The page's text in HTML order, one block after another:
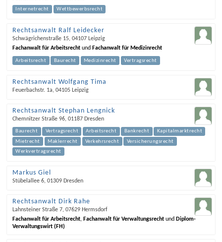
Internetrecht Wettbewerbsrecht
Rechtsanwalt Ralf Leidecker
Schwägrichenstraße 15, 04107 Leipzig
Fachanwalt für Arbeitsrechtund Fachanwalt für Medizinrecht
Arbeitsrecht Baurecht Medizinrecht Vertragsrecht
Rechtsanwalt Wolfgang Tima
Feuerbachstr. 1a, 04105 Leipzig
Rechtsanwalt Stephan Lengnick
Chemnitzer Straße 96, 01187 Dresden
Baurecht Vertragsrecht Arbeitsrecht Bankrecht
Kapitalmarktrecht
Mietrecht
Maklerrecht Verkehrsrecht
Versicherungsrecht
Werkvertragsrecht
Markus Giel
Stübelallee 6, 01309 Dresden
Rechtsanwalt Dirk Rahe
Lahnsteiner Straße 7, 07629 Hermsdorf
Fachanwalt für Arbeitsrecht, Fachanwalt für Verwaltungsrechtund Diplom-
Verwaltungswirt (FH)